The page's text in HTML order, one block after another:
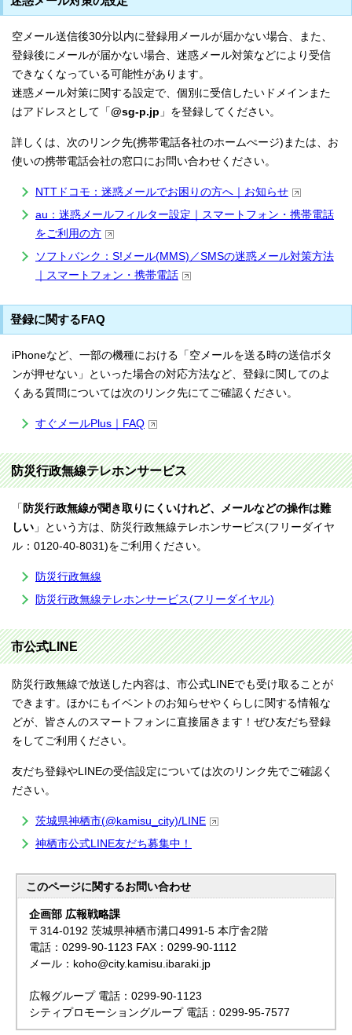
空メール送信後30分以内に登録用メールが届かない場合、また、
登録後にメールが届かない場合、迷惑メール対策などにより受信
できなくなっている可能性があります。
迷惑メール対策に関する設定で、個別に受信したいドメインまた
はアドレスとして「 @sg-p.jp 」を登録してください。
詳しくは、次のリンク先(携帯電話各社のホームぺージ)または、お
使いの携帯電話会社の窓口にお問い合わせください。
NTTドコモ：迷惑メールでお困りの方へ｜お知らせ
au：迷惑メールフィルター設定｜スマートフォン・携帯電話
をご利用の方
ソフトバンク：S!メール(MMS)／SMSの迷惑メール対策方法
｜スマートフォン・携帯電話
登録に関するFAQ
iPhoneなど、一部の機種における「空メールを送る時の送信ボタ
ンが押せない」といった場合の対応方法など、登録に関してのよ
くある質問については次のリンク先にてご確認ください。
すぐメールPlus｜FAQ
防災行政無線テレホンサービス
「 防災行政無線が聞き取りにくいけれど、メールなどの操作は難
しい 」という方は、防災行政無線テレホンサービス(フリーダイヤ
ル：0120-40-8031)をご利用ください。
防災行政無線
防災行政無線テレホンサービス(フリーダイヤル)
市公式LINE
防災行政無線で放送した内容は、市公式LINEでも受け取ることが
できます。ほかにもイベントのお知らせやくらしに関する情報な
どが、皆さんのスマートフォンに直接届きます！ぜひ友だち登録
をしてご利用ください。
友だち登録やLINEの受信設定については次のリンク先でご確認く
ださい。
茨城県神栖市(@kamisu_city)/LINE
神栖市公式LINE友だち募集中！
このページに関するお問い合わせ
企画部 広報戦略課
〒314-0192 茨城県神栖市溝口4991-5 本庁舎2階
電話：0299-90-1123 FAX：0299-90-1112
メール：koho@city.kamisu.ibaraki.jp
広報グループ 電話：0299-90-1123
シティプロモーショングループ 電話：0299-95-7577